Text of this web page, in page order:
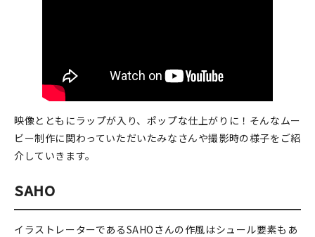
台湾グッズ
在庫限り
おすすめ特集
読みもの
映像とともにラップが入り、ポップな仕上がりに！そんなムー
ビー制作に関わっていただいたみなさんや撮影時の様子をご紹
介していきます。
SAHO
イラストレーターであるSAHOさんの作風はシュール要素もあ